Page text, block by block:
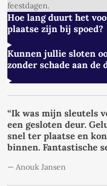
feestdagen.
Hoe lang duurt het
plaatse zijn bij spoed?
Kunnen jullie sloten
zonder schade aan de
“Ik was mijn sleutels
een gesloten deur.
snel ter plaatse en
binnen. Fantastische
— Anouk Jansen